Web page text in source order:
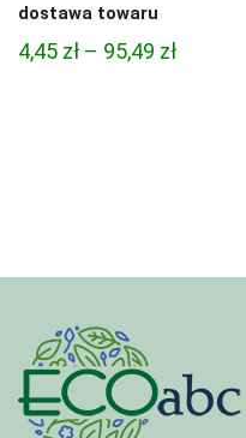
dostawa towaru
4,45 zł – 95,49 złZakres